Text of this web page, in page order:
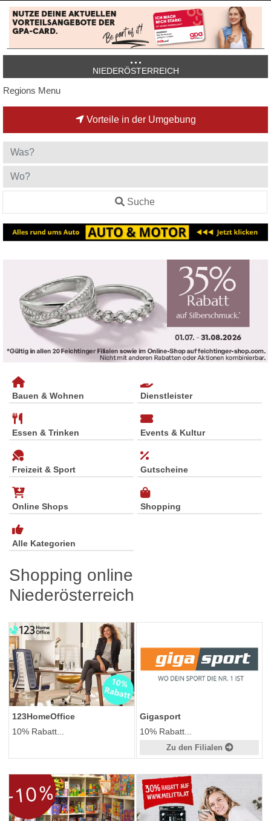
NIEDERÖSTERREICH
Regions Menu
Vorteile in der Umgebung
Suche
Bauen & Wohnen Dienstleister
Essen & Trinken Events & Kultur
Freizeit & Sport Gutscheine
Online Shops Shopping
Alle Kategorien
Shopping online
Niederösterreich
123HomeOffice
10% Rabatt...
Gigasport
10% Rabatt...
Zu den Filialen